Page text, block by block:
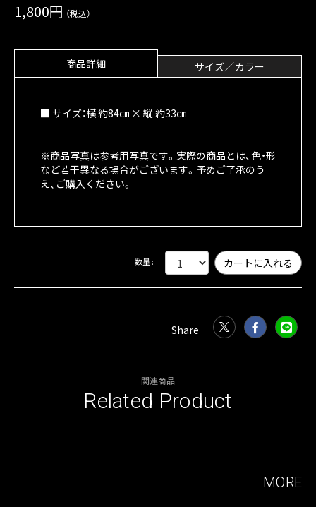
1,800円 （税込）
商品詳細 サイズ／カラー
■ サイズ：横 約84㎝ × 縦 約33㎝
※商品写真は参考用写真です。実際の商品とは、色・形
など若干異なる場合がございます。予めご了承のう
え、ご購入ください。
数量 :
関連商品
Related Product
MORE